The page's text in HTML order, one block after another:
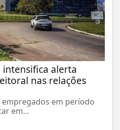
intensifica alerta
nas relações
em período
em...